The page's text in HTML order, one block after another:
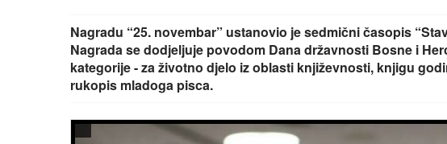
Nagradu “25. novembar” ustanovio je sedmični časopis
Nagrada se dodjeljuje povodom Dana državnosti Bosne i
kategorije - za životno djelo iz oblasti književnosti, knjigu
rukopis mladoga pisca.